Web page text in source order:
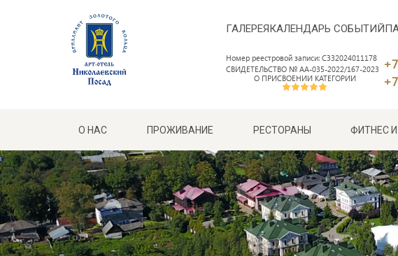
ГАЛЕРЕЯКАЛЕНДАРЬ СОБЫТИЙ
Номер реестровой записи: С332024011178
СВИДЕТЕЛЬСТВО № АА-035-2022/167-2023
О ПРИСВОЕНИИ КАТЕГОРИИ
О НАС ПРОЖИВАНИЕ РЕСТОРАНЫ ФИТНЕС